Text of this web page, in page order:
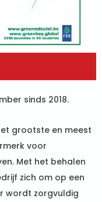
sinds 2018.
grootste en meest
voor
Met het behalen
zich om op een
wordt zorgvuldig